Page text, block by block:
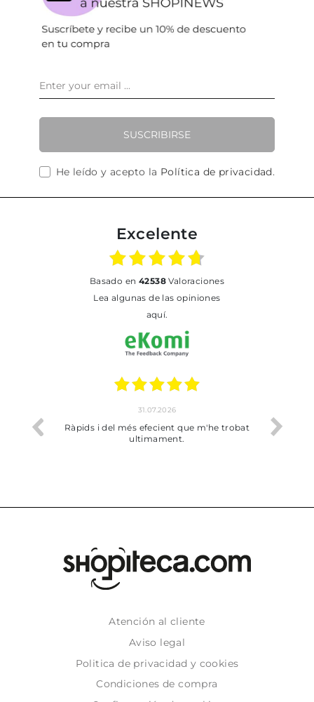
SUSCRIBIRSE
He leído y acepto la Política de privacidad.
Excelente
basado en 42538Valoraciones
Lea algunas de las opiniones
aquí.
del més efecient que m'he trobat
ultimament.
Bien pero soy de Vilafranca
dejado recoger en
Atención al cliente
Aviso legal
Politica de privacidad y cookies
Condiciones de compra